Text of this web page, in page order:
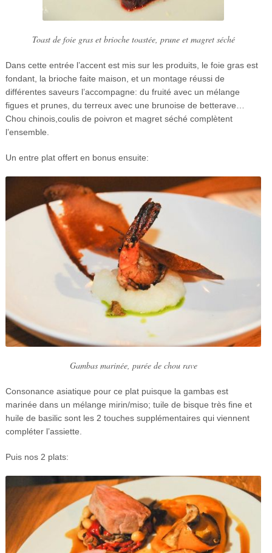
Toast de foie gras et brioche toastée, prune et magret séché
Dans cette entrée l’accent est mis sur les produits, le foie gras est
fondant, la brioche faite maison, et un montage réussi de
différentes saveurs l’accompagne: du fruité avec un mélange
figues et prunes, du terreux avec une brunoise de betterave…
Chou chinois,coulis de poivron et magret séché complètent
l’ensemble.
Un entre plat offert en bonus ensuite:
Gambas marinée, purée de chou rave
Consonance asiatique pour ce plat puisque la gambas est
marinée dans un mélange mirin/miso; tuile de bisque très fine et
huile de basilic sont les 2 touches supplémentaires qui viennent
compléter l’assiette.
Puis nos 2 plats: